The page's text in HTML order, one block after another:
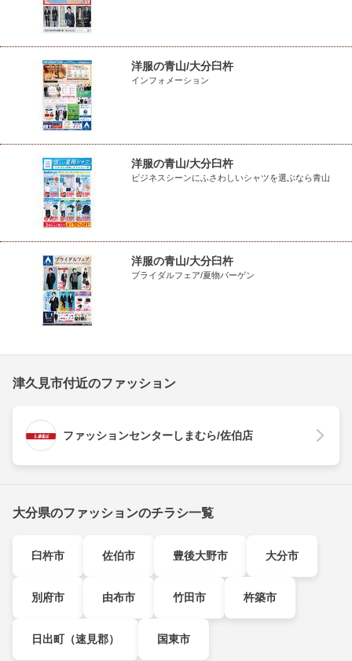
洋服の青山/大分臼杵
インフォメーション
洋服の青山/大分臼杵
ビジネスシーンにふさわしいシャツを選ぶなら青山
洋服の青山/大分臼杵
ブライダルフェア/夏物バーゲン
津久見市付近のファッション
ファッションセンターしまむら/佐伯店
大分県のファッションのチラシ一覧
臼杵市 佐伯市 豊後大野市 大分市
別府市 由布市 竹田市 杵築市
日出町（速見郡） 国東市